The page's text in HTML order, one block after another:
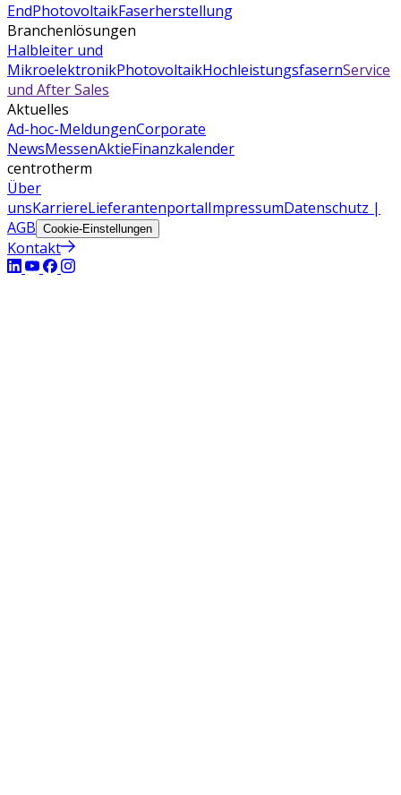
EndPhotovoltaikFaserherstellung
Branchenlösungen
Halbleiter und
MikroelektronikPhotovoltaikHochleistungsfasernService
und After Sales
Aktuelles
Ad-hoc-MeldungenCorporate
NewsMessenAktieFinanzkalender
centrotherm
Über
unsKarriereLieferantenportalImpressumDatenschutz |
AGB Cookie-Einstellungen
Kontakt